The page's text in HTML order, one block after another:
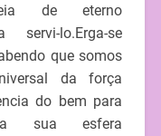
de eterno
servi-lo.Erga-se
que somos
da força
do bem para
sua esfera